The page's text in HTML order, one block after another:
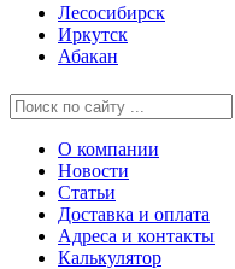
Лесосибирск
Иркутск
Абакан
О компании
Новости
Статьи
Доставка и оплата
Адреса и контакты
Калькулятор